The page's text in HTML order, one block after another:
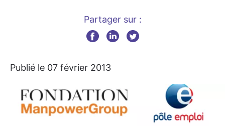
Partager sur :
Publié le 07 février 2013